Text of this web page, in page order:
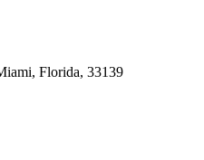
Florida, 33139